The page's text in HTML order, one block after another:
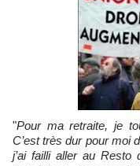
"Pour ma retraite, je touche seulement 700 euros par mois.
C’est très dur pour moi
j’ai failli aller au